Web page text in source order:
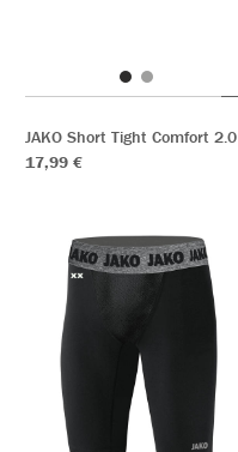
JAKO Short Tight Comfort 2.0
17,99 €